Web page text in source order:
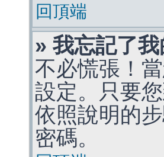
回頂端
» 我忘記了我
不必慌張！
設定。只要
依照說明的
密碼。